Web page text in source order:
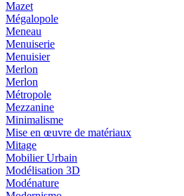
Mazet
Mégalopole
Meneau
Menuiserie
Menuisier
Merlon
Merlon
Métropole
Mezzanine
Minimalisme
Mise en œuvre de matériaux
Mitage
Mobilier Urbain
Modélisation 3D
Modénature